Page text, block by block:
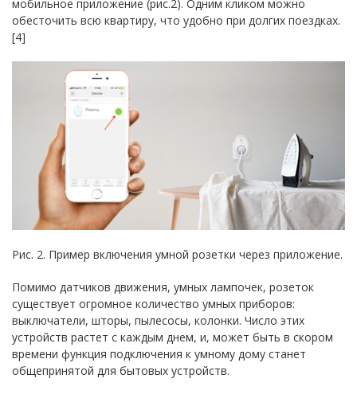
мобильное приложение (рис.2). Одним кликом можно
обесточить всю квартиру, что удобно при долгих поездках.
[4]
Рис. 2. Пример включения умной розетки через приложение.
Помимо датчиков движения, умных лампочек, розеток
существует огромное количество умных приборов:
выключатели, шторы, пылесосы, колонки. Число этих
устройств растет с каждым днем, и, может быть в скором
времени функция подключения к умному дому станет
общепринятой для бытовых устройств.